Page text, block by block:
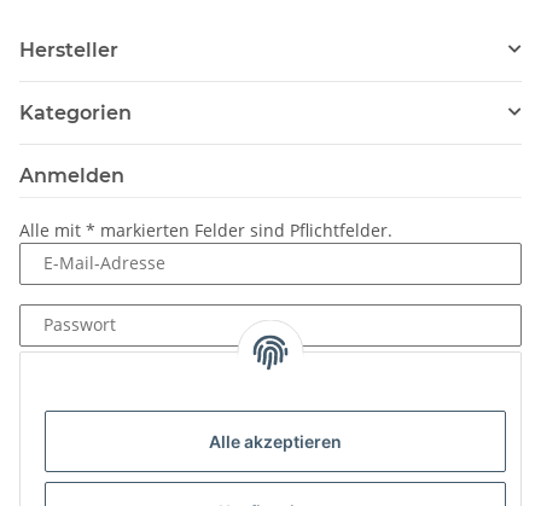
Alle akzeptieren
Hersteller
Kategorien
Anmelden
Alle mit * markierten Felder sind Pflichtfelder.
E-Mail-Adresse
Passwort
Neu hier?Jetzt registrieren!